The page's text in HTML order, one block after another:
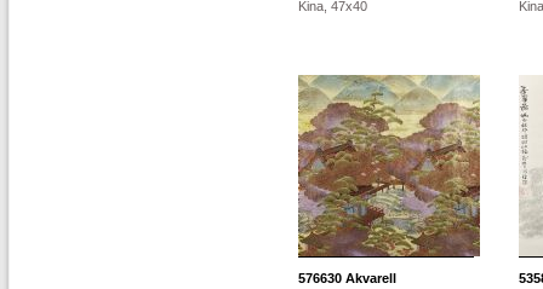
Kina, 47x40
576630 Akvarell